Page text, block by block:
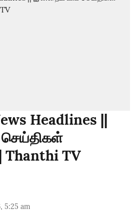
Headlines ||
Thanthi TV
5:25 am